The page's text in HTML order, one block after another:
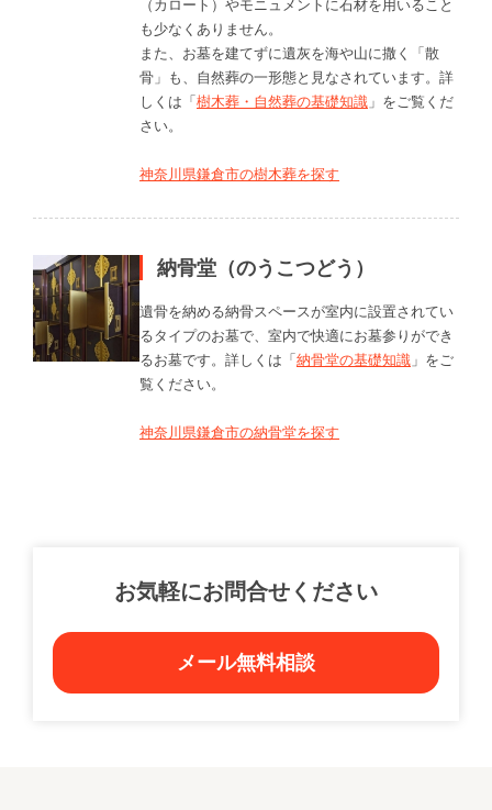
（カロート）やモニュメントに石材を用いること
も少なくありません。
また、お墓を建てずに遺灰を海や山に撒く「散
骨」も、自然葬の一形態と見なされています。詳
しくは「樹木葬・自然葬の基礎知識 」をご覧くだ
さい。
神奈川県鎌倉市の樹木葬を探す
納骨堂（のうこつどう）
遺骨を納める納骨スペースが室内に設置されてい
るタイプのお墓で、室内で快適にお墓参りができ
るお墓です。詳しくは「納骨堂の基礎知識 」をご
覧ください。
神奈川県鎌倉市の納骨堂を探す
お気軽にお問合せください
メール無料相談